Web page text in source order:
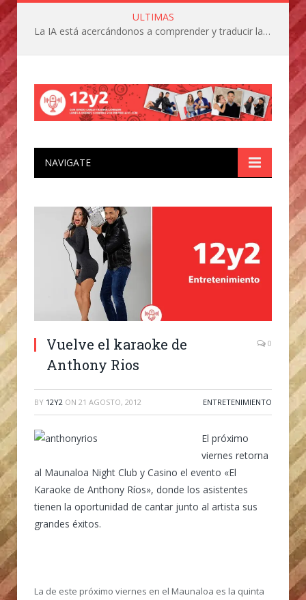
ULTIMAS
La IA está acercándonos a comprender y traducir las vocalizaciones y comportamientos de nuestras mascotas
NAVIGATE
Vuelve el karaoke de
Anthony Rios
0
BY 12Y2 ON 21 AGOSTO, 2012 ENTRETENIMIENTO
El próximo
viernes retorna
al Maunaloa Night Club y Casino el evento «El
Karaoke de Anthony Ríos», donde los asistentes
tienen la oportunidad de cantar junto al artista sus
grandes éxitos.
La de este próximo viernes en el Maunaloa es la quinta